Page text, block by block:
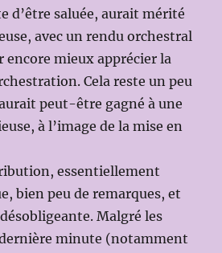
d’être saluée, aurait mérité
avec un rendu orchestral
encore mieux apprécier la
Cela reste un peu
peut-être gagné à une
à l’image de la mise en
essentiellement
bien peu de remarques, et
Malgré les
minute (notamment